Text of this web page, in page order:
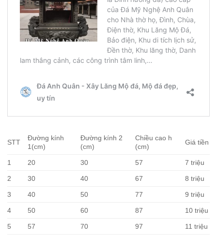
STT
Đường kính
1(cm)
Đường kính 2
(cm)
Chiều cao h
(cm)
Giá tiền
1 20 30 57 7 triệu
2 30 40 67 8 triệu
3 40 50 77 9 triệu
4 50 60 87 10 triệu
5 57 70 97 11 triệu